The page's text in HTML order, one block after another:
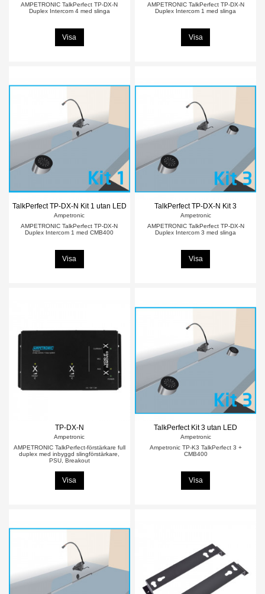
AMPETRONIC TalkPerfect TP-DX-N
Duplex Intercom 4 med slinga
Visa
AMPETRONIC TalkPerfect TP-DX-N
Duplex Intercom 1 med slinga
Visa
TalkPerfect TP-DX-N Kit 1 utan LED
Ampetronic
AMPETRONIC TalkPerfect TP-DX-N
Duplex Intercom 1 med CMB400
Visa
TalkPerfect TP-DX-N Kit 3
Ampetronic
AMPETRONIC TalkPerfect TP-DX-N
Duplex Intercom 3 med slinga
Visa
TP-DX-N
Ampetronic
AMPETRONIC TalkPerfect-förstärkare full
duplex med inbyggd slingförstärkare,
PSU, Breakout
Visa
TalkPerfect Kit 3 utan LED
Ampetronic
Ampetronic TP-K3 TalkPerfect 3 +
CMB400
Visa